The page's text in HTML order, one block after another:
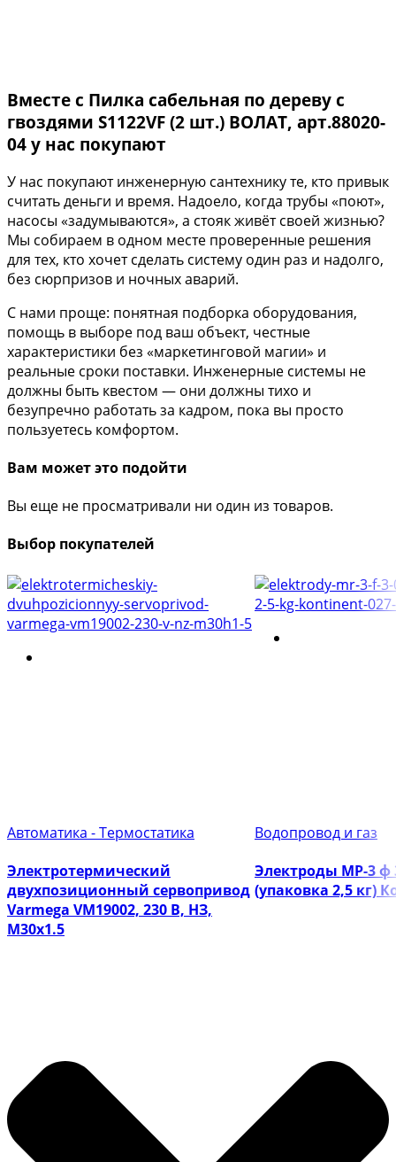
Вместе с Пилка сабельная по дереву с
гвоздями S1122VF (2 шт.) ВОЛАТ, арт.88020-
04 у нас покупают
У нас покупают инженерную сантехнику те, кто привык
считать деньги и время. Надоело, когда трубы «поют»,
насосы «задумываются», а стояк живёт своей жизнью?
Мы собираем в одном месте проверенные решения
для тех, кто хочет сделать систему один раз и надолго,
без сюрпризов и ночных аварий.
С нами проще: понятная подборка оборудования,
помощь в выборе под ваш объект, честные
характеристики без «маркетинговой магии» и
реальные сроки поставки. Инженерные системы не
должны быть квестом — они должны тихо и
безупречно работать за кадром, пока вы просто
пользуетесь комфортом.
Вам может это подойти
Вы еще не просматривали ни один из товаров.
Выбор покупателей
Автоматика - Термостатика
Электротермический
двухпозиционный сервопривод
Varmega VM19002, 230 В, НЗ,
M30х1.5
Водопровод и газ
Электроды МР-3
(упаковка 2,5 кг)